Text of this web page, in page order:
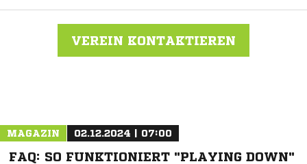
VEREIN KONTAKTIEREN
MAGAZIN 02.12.2024 | 07:00
FAQ: SO FUNKTIONIERT "PLAYING DOWN"